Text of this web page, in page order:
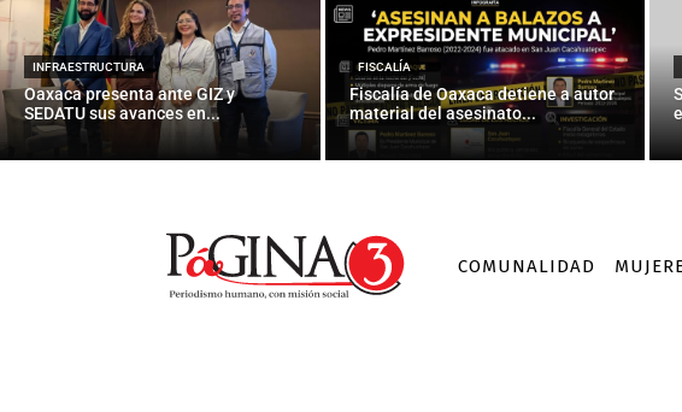
INFRAESTRUCTURA
Oaxaca presenta ante GIZ y
SEDATU sus avances en...
FISCALÍA
Fiscalía de Oaxaca detiene a autor
material del asesinato...
COMUNALIDAD